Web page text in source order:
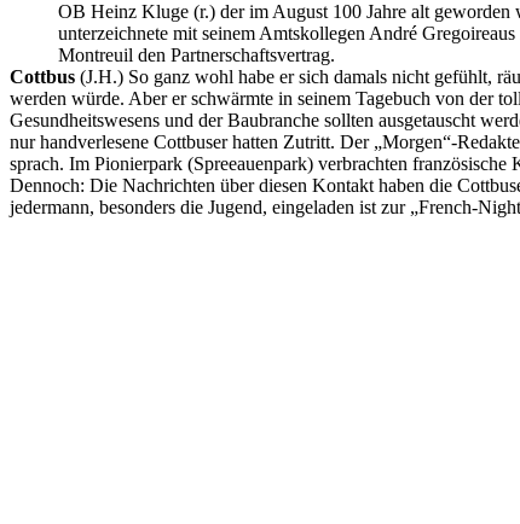
OB Heinz Kluge (r.) der im August 100 Jahre alt geworden
unterzeichnete mit seinem Amtskollegen André Gregoireaus
Montreuil den Partnerschaftsvertrag.
Cottbus (J.H.) So ganz wohl habe er sich damals nicht gefühlt,
werden würde. Aber er schwärmte in seinem Tagebuch von der
Gesundheitswesens und der Baubranche sollten ausgetauscht
nur handverlesene Cottbuser hatten Zutritt. Der „Morgen“-
sprach. Im Pionierpark (Spreeauenpark) verbrachten
Dennoch: Die Nachrichten über diesen Kontakt haben die
jedermann, besonders die Jugend, eingeladen ist zur „French-